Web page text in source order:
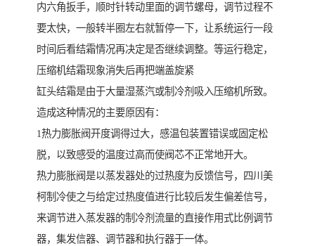
内六角扳手，顺时针转动里面的调节螺母，调节过程不
要太快，一般转半圈左右就暂停一下，让系统运行一段
时间后看结霜情况再决定是否继续调整。等运行稳定，
压缩机结霜现象消失后再把端盖旋紧
缸头结霜是由于大量湿蒸汽或制冷剂吸入压缩机所致。
造成这种情况的主要原因有：
1热力膨胀阀开度调得过大，感温包装置错误或固定松
脱，以致感受的温度过高而使阀芯不正常地开大。
热力膨胀阀是以蒸发器处的过热度为反馈信号，四川美
柯制冷使之与给定过热度值进行比较后发生偏差信号，
来调节进入蒸发器的制冷剂流量的直接作用式比例调节
器，集发信器、调节器和执行器于一体。